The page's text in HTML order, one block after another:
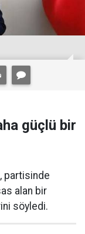
güçlü bir
partisinde
alan bir
söyledi.